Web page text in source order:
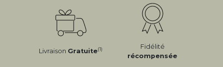
Livraison Gratuite(1)
Fidélité
récompensée